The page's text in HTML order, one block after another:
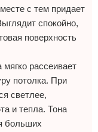
с тем придает
спокойно,
поверхность
рассеивает
потолка. При
светлее,
и тепла. Тона
больших